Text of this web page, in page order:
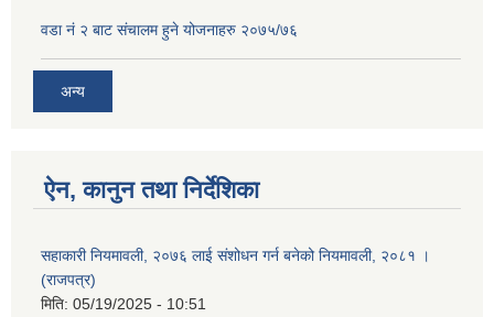
वडा नं २ बाट संचालम हुने योजनाहरु २०७५/७६
अन्य
ऐन, कानुन तथा निर्देशिका
सहाकारी नियमावली, २०७६ लाई संशोधन गर्न बनेको नियमावली, २०८१ ।
(राजपत्र)
मिति: 05/19/2025 - 10:51